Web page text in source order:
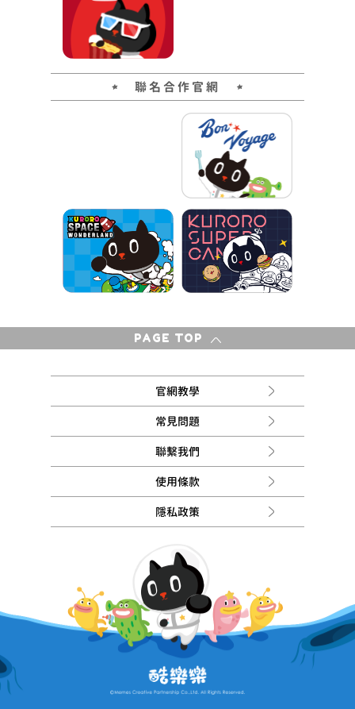
聯名合作官網
PAGE TOP
官網教學
常見問題
聯繫我們
使用條款
隱私政策